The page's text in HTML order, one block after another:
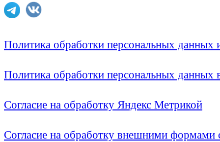
Политика обработки персональных
Политика обработки персональных
Согласие на обработку Яндекс Метрикой
Согласие на обработку внешними формами